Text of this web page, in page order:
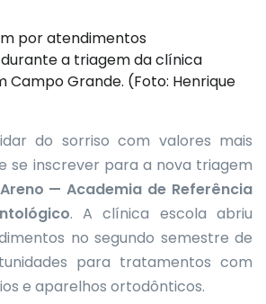
por atendimentos
a triagem da clínica
Campo Grande. (Foto: Henrique
do sorriso com valores mais
se inscrever para a nova triagem
Areno — Academia de Referência
. A clínica escola abriu
no segundo semestre de
para tratamentos com
e aparelhos ortodônticos.